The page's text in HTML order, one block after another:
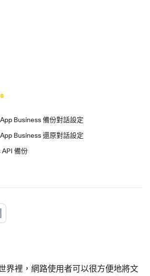
Business 備份對話設定
Business 還原對話設定
備份
界裡，網路使用者可以很方便地將文